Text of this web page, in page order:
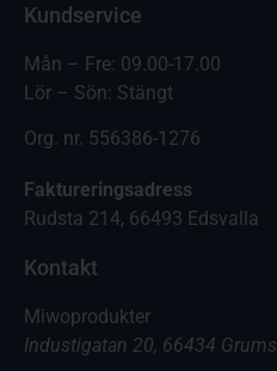
Kundservice
Mån – Fre: 09.00-17.00
Lör – Sön: Stängt
Org. nr. 556386-1276
Faktureringsadress
Rudsta 214, 66493 Edsvalla
Kontakt
Miwoprodukter
Industigatan 20, 66434 Grums